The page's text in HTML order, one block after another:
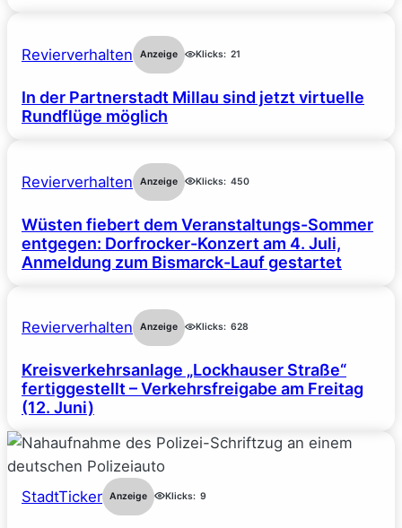
Revierverhalten Anzeige Klicks: 21
In der Partnerstadt Millau sind jetzt virtuelle
Rundflüge möglich
Revierverhalten Anzeige Klicks: 450
Wüsten fiebert dem Veranstaltungs-Sommer
entgegen: Dorfrocker-Konzert am 4. Juli,
Anmeldung zum Bismarck-Lauf gestartet
Revierverhalten Anzeige Klicks: 628
Kreisverkehrsanlage „Lockhauser Straße“
fertiggestellt – Verkehrsfreigabe am Freitag
(12. Juni)
StadtTicker Anzeige Klicks: 9